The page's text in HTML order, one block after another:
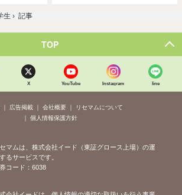
生 › 記事
TOP
X YouTube Instagram line
広告掲載 会社概要
リセマムについて
個人情報保護方針
マムは、株式会社イード（東証グロース上場）の運
るサービスです。
コード：6038